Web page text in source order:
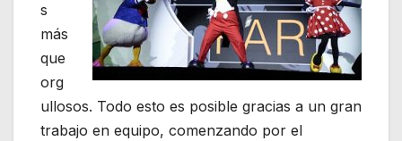
s
más
que
org
ullosos. Todo esto es posible gracias a un gran
trabajo en equipo, comenzando por el